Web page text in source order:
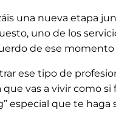
una nueva etapa
uno de los
de ese
ese tipo de
vas a vivir como
especial que te haga